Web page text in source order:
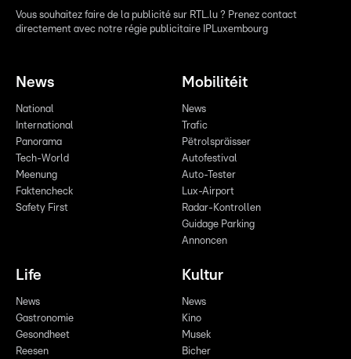
Vous souhaitez faire de la publicité sur RTL.lu ? Prenez contact
directement avec notre régie publicitaire IPLuxembourg
News
National
International
Panorama
Tech-World
Meenung
Faktencheck
Safety First
Mobilitéit
News
Trafic
Pëtrolspräisser
Autofestival
Auto-Tester
Lux-Airport
Radar-Kontrollen
Guidage Parking
Annoncen
Life
News
Gastronomie
Gesondheet
Reesen
Kultur
News
Kino
Musek
Bicher